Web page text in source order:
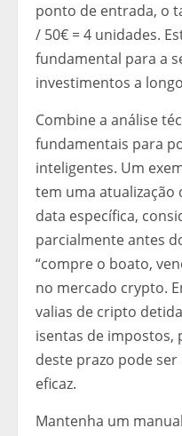
ponto de entrada, o
/ 50€ = 4 unidades.
fundamental para a
investimentos a
Combine a análise
fundamentais para
inteligentes. Um
tem uma atualização
data específica,
parcialmente antes
“compre o boato,
no mercado crypto.
valias de cripto
isentas de impostos,
deste prazo pode
eficaz.
Mantenha um